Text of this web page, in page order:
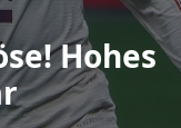
Hohes